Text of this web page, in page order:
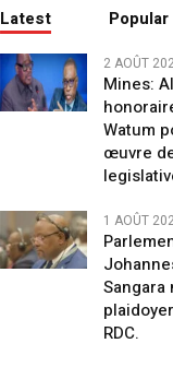
Latest Popular
2 AOÛT
Mines:
Watum
œuvre
1 AOÛT
RDC.